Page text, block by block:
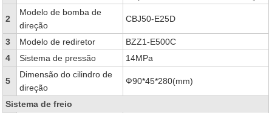
2
Modelo de bomba de
direção
CBJ50-E25D
3 Modelo de rediretor
BZZ1-E500C
4
Sistema de pressão 14MPa
5
Dimensão do cilindro de
direção
Ф90*45*280(mm)
Sistema de freio